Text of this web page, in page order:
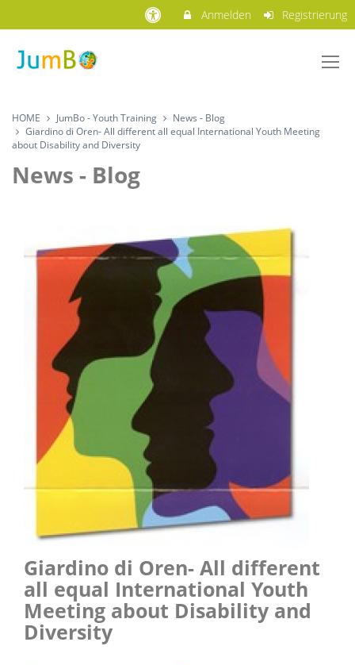
Anmelden Registrierung
HOME JumBo - Youth Training
News - Blog
Giardino di Oren- All different all equal International Youth Meeting
about Disability and Diversity
News - Blog
Giardino di Oren- All different
all equal International Youth
Meeting about Disability and
Diversity